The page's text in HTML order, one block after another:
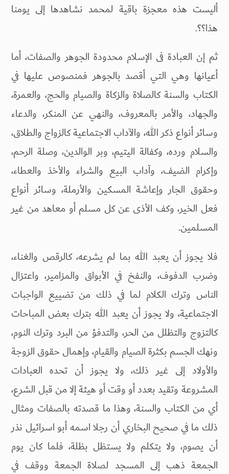
أليست هذه معجزة باقية لمحمد نشاهدها إلى يومنا
هذا؟؟.
ثم إن العبادة فى الإسلام محدودة الجوهر والصفات، أما
أعيانها وهي التي أقصد بالجوهر فمنصوص عليها في
الكتاب والسنة كالصلاة والزكاة والصيام والحج، والعمرة،
والجهاد، والأمر بالمعروف، والنهي عن المنكر، والدعاء
وسائر أنواع ذكر الله، والآداب الاجتماعية كالزواج والطلاق،
والسلام ورده، وكفالة اليتيم، وبر الوالدين، وصلة الرحم،
وإكرام الضيف، وآداب البيع والشراء والأخذ والعطاء،
وحقوق الجار وإعاشة المسكين والأرملة، وسائر أنواع
فعل الخير، وكف الأذى عن كل مسلم أو معاهد من غير
المسلمين.
فلا يجوز أن يعبد الله بما لم يشرعه، كالرقص والغناء،
وضرب الدفوف، والنفخ في الأبواق والمزامير، واعتزال
الناس وترك الكلام لما في ذلك من تضييع الواجبات
الاجتماعية، ولا يجوز أن يعبد الله بترك بعض المباحات
كالتزوج والتظلل من الحر، والتدفؤ من البرد وترك النوم،
ونهك الجسم بكثرة الصيام والقيام، وإهمال حقوق الزوجة
والأولاد إلى غير ذلك، ولا يجوز أن تحده العبادات
المشروعة وتقيد بعدد أو وقت أو هيئة إلا من قبل الشرع،
أي من الكتاب والسنة، وهذا ما قصدته بالصفات ومثال
ذلك ما في صحيح البخاري أن رجلا اسمه أبو اسرائيل نذر
أن يصوم، ولا يتكلم ولا يستظل بظلة، فلما كان يوم
الجمعة ذهب إلى المسجد لصلاة الجمعة ووقف في